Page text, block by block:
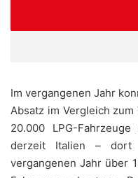
Im vergangenen Jahr
Absatz im Vergleich
20.000 LPG-
derzeit Italien – dort
vergangenen Jahr über